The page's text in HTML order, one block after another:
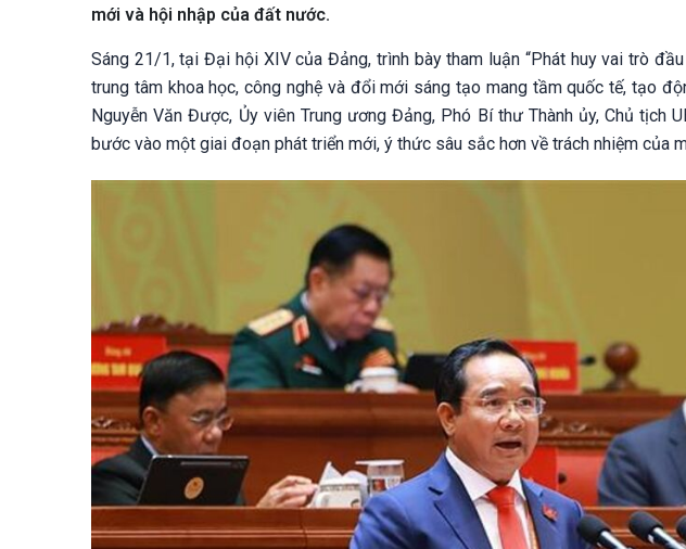
mới và hội nhập của đất nước.
Sáng 21/1, tại Đại hội XIV của Đảng, trình bày tham luận “Phát huy vai trò
trung tâm khoa học, công nghệ và đổi mới sáng tạo mang tầm quốc tế, tạo
Nguyễn Văn Được, Ủy viên Trung ương Đảng, Phó Bí thư Thành ủy, Chủ tịch
bước vào một giai đoạn phát triển mới, ý thức sâu sắc hơn về trách nhiệm của